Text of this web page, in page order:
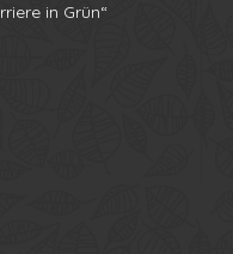
in Grün“